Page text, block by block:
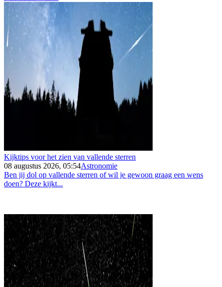
Kijktips voor het zien van vallende sterren
08 augustus 2026, 05:54Astronomie
Ben jij dol op vallende sterren of wil je gewoon graag een wens
doen? Deze kijkt...